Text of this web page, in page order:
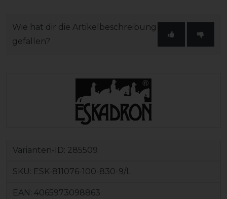
Wie hat dir die Artikelbeschreibung
gefallen?
Varianten-ID: 285509
SKU: ESK-811076-100-830-9/L
EAN: 4065973098863